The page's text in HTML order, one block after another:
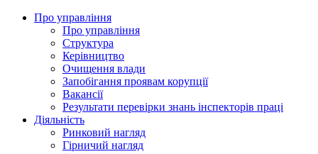
Про управління
Про управління
Структура
Керівництво
Очищення влади
Запобігання проявам корупції
Вакансії
Результати перевірки знань інспекторів праці
Діяльність
Ринковий нагляд
Гірничий нагляд